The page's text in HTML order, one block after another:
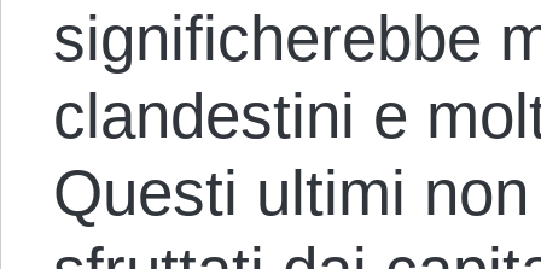
significherebbe
clandestini e
Questi ultimi